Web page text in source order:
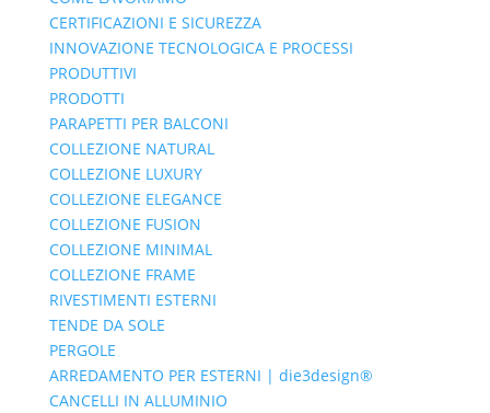
CERTIFICAZIONI E SICUREZZA
INNOVAZIONE TECNOLOGICA E PROCESSI
PRODUTTIVI
PRODOTTI
PARAPETTI PER BALCONI
COLLEZIONE NATURAL
COLLEZIONE LUXURY
COLLEZIONE ELEGANCE
COLLEZIONE FUSION
COLLEZIONE MINIMAL
COLLEZIONE FRAME
RIVESTIMENTI ESTERNI
TENDE DA SOLE
PERGOLE
ARREDAMENTO PER ESTERNI | die3design®
CANCELLI IN ALLUMINIO